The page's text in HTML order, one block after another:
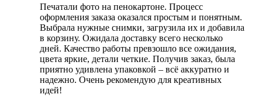
Печатали фото на пенокартоне. Процесс
оформления заказа оказался простым и понятным.
Выбрала нужные снимки, загрузила их и добавила
в корзину. Ожидала доставку всего несколько
дней. Качество работы превзошло все ожидания,
цвета яркие, детали четкие. Получив заказ, была
приятно удивлена упаковкой – всё аккуратно и
надежно. Очень рекомендую для креативных
идей!